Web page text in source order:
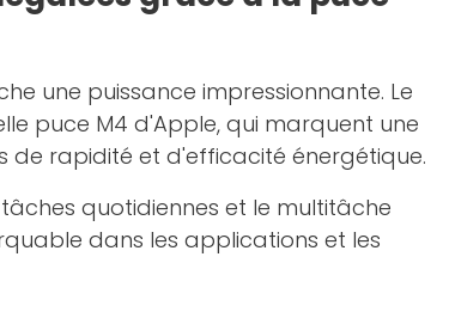
une puissance impressionnante. Le
puce M4 d'Apple, qui marquent une
de rapidité et d'efficacité énergétique.
quotidiennes et le multitâche
dans les applications et les